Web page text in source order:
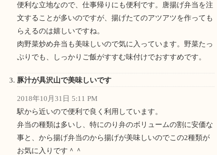
便利な立地なので、仕事帰りにも便利です。唐揚げ弁当を注
文することが多いのですが、揚げたてのアツアツを作っても
らえるのは嬉しいですね。
肉野菜炒め弁当も美味しいので気に入っています。野菜たっ
ぷりでも、しっかりご飯がすすむ味付けでおすすめです。
豚汁が具沢山で美味しいです
2018年10月31日 5:11 PM
駅から近いので便利で良く利用しています。
弁当の種類は多いし、特にのり弁のボリュームの割に安価な
事と、から揚げ弁当のから揚げが美味しいのでこの2種類が
お気に入りです＾＾